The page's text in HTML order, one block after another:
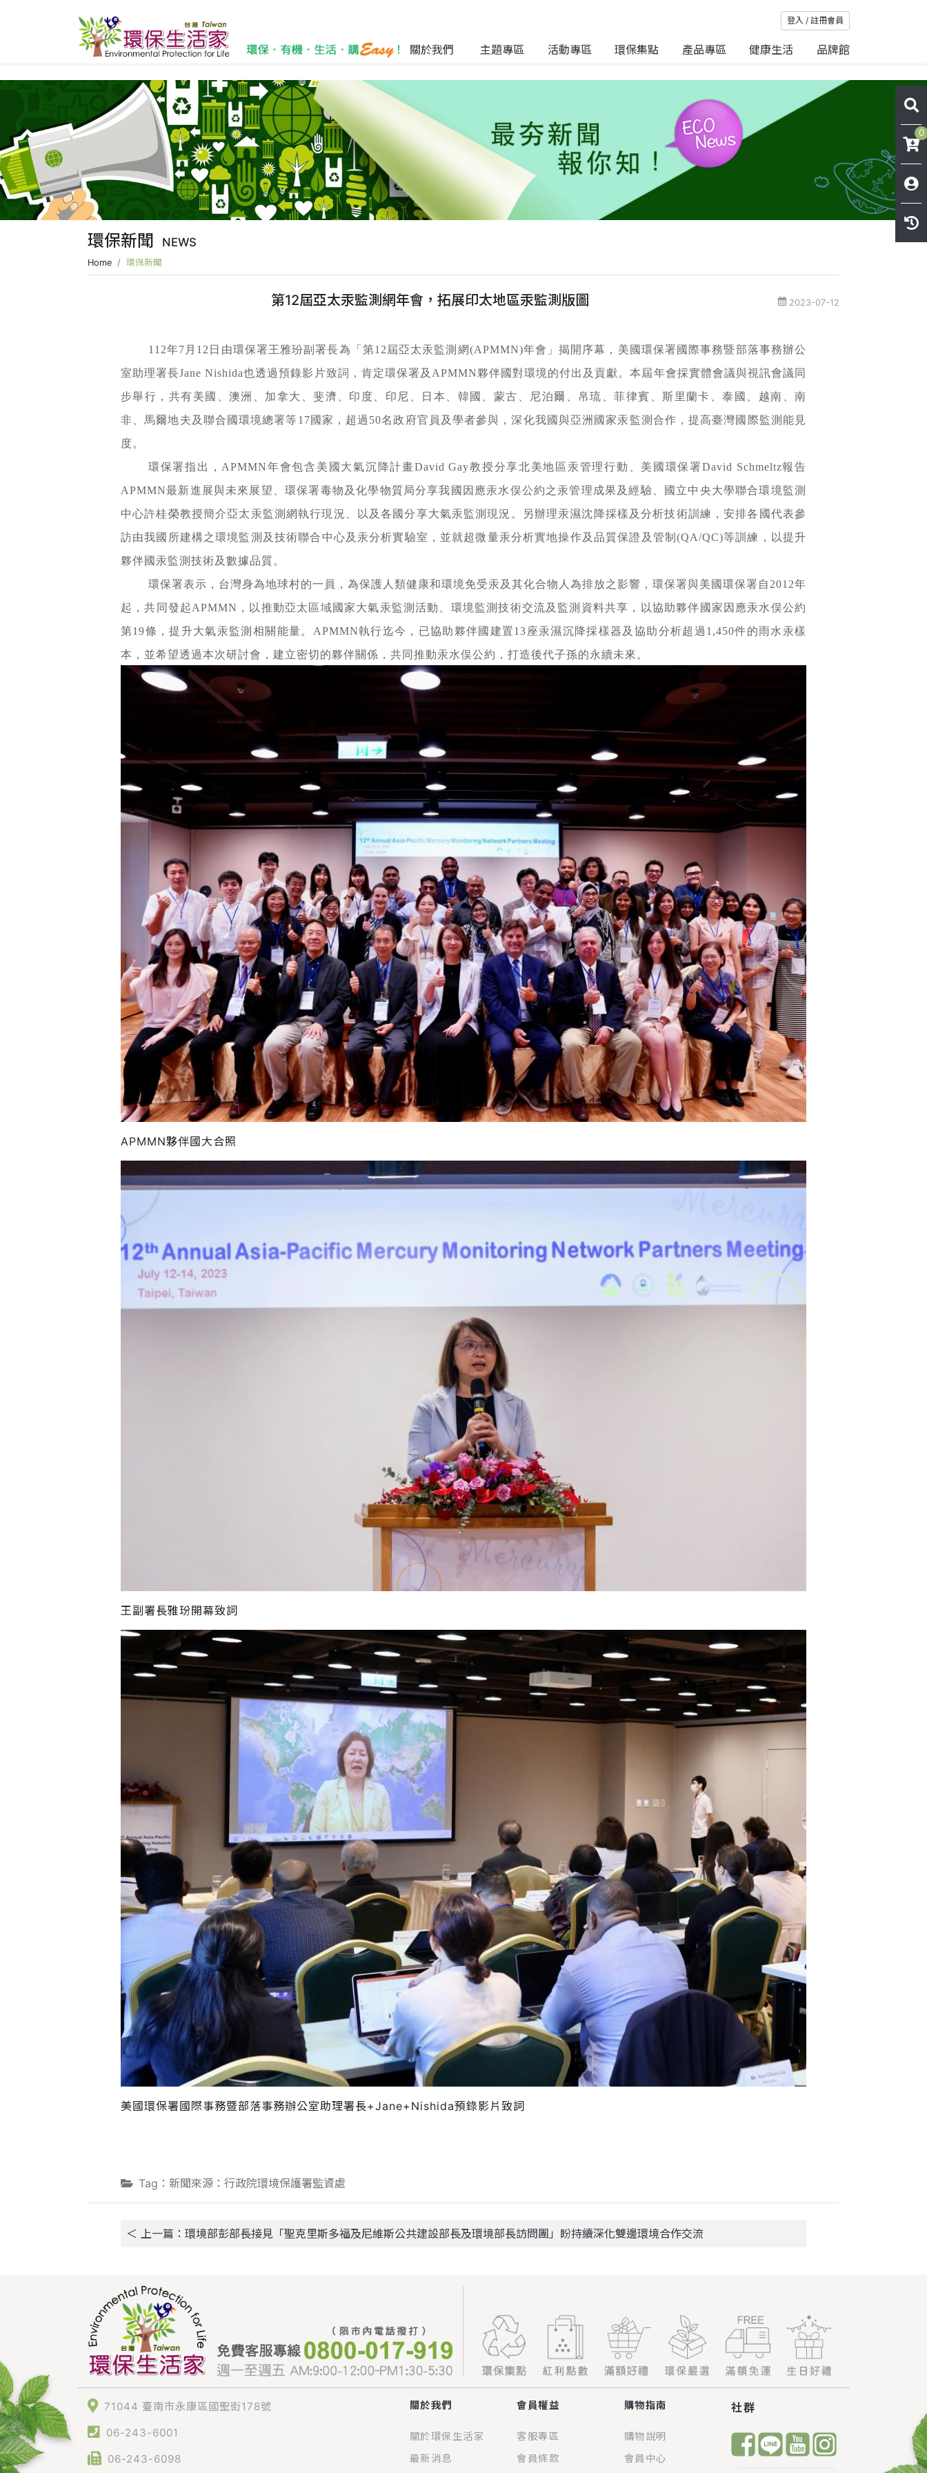
登入 / 註冊會員
關於我們 主題專區 活動專區 環保集點 產品專區 健康生活 品牌館
0
環保新聞 NEWS
Home 環保新聞
第12屆亞太汞監測網年會，拓展印太地區汞監測版圖 2023-07-12
112年7月12日由環保署王雅玢副署長為「第12屆亞太汞監測網(APMMN)年會」揭開序幕，美國環保署國際事務暨部落事務辦公
室助理署長Jane Nishida也透過預錄影片致詞，肯定環保署及APMMN夥伴國對環境的付出及貢獻。本屆年會採實體會議與視訊會議同
步舉行，共有美國、澳洲、加拿大、斐濟、印度、印尼、日本、韓國、蒙古、尼泊爾、帛琉、菲律賓、斯里蘭卡、泰國、越南、南
非、馬爾地夫及聯合國環境總署等17國家，超過50名政府官員及學者參與，深化我國與亞洲國家汞監測合作，提高臺灣國際監測能見
度。
環保署指出，APMMN年會包含美國大氣沉降計畫David Gay教授分享北美地區汞管理行動、美國環保署David Schmeltz報告
APMMN最新進展與未來展望、環保署毒物及化學物質局分享我國因應汞水俣公約之汞管理成果及經驗、國立中央大學聯合環境監測
中心許桂榮教授簡介亞太汞監測網執行現況、以及各國分享大氣汞監測現況。另辦理汞濕沈降採樣及分析技術訓練，安排各國代表參
訪由我國所建構之環境監測及技術聯合中心及汞分析實驗室，並就超微量汞分析實地操作及品質保證及管制(QA/QC)等訓練，以提升
夥伴國汞監測技術及數據品質。
環保署表示，台灣身為地球村的一員，為保護人類健康和環境免受汞及其化合物人為排放之影響，環保署與美國環保署自2012年
起，共同發起APMMN，以推動亞太區域國家大氣汞監測活動、環境監測技術交流及監測資料共享，以協助夥伴國家因應汞水俣公約
第19條，提升大氣汞監測相關能量。APMMN執行迄今，已協助夥伴國建置13座汞濕沉降採樣器及協助分析超過1,450件的雨水汞樣
本，並希望透過本次研討會，建立密切的夥伴關係，共同推動汞水俣公約，打造後代子孫的永續未來。
APMMN夥伴國大合照
王副署長雅玢開幕致詞
美國環保署國際事務暨部落事務辦公室助理署長+Jane+Nishida預錄影片致詞
Tag：新聞來源：行政院環境保護署監資處
＜ 上一篇：環境部彭部長接見「聖克里斯多福及尼維斯公共建設部長及環境部長訪問團」盼持續深化雙邊環境合作交流
71044 臺南市永康區國聖街178號
06-243-6001
06-243-6098
關於我們
關於環保生活家
最新消息
會員權益
客服專區
會員條款
購物指南
購物說明
會員中心
社群